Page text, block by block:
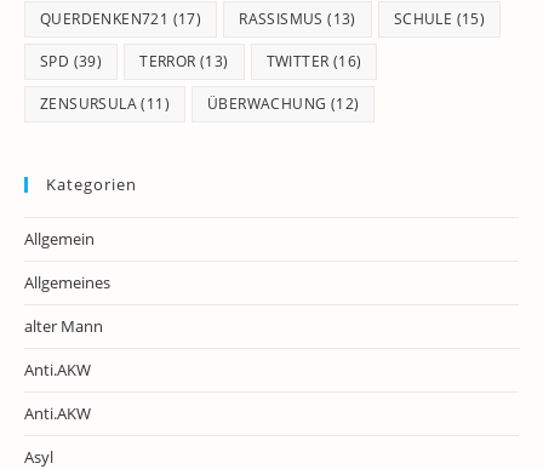
QUERDENKEN721 (17) RASSISMUS (13) SCHULE (15)
SPD (39) TERROR (13) TWITTER (16)
ZENSURSULA(11) ÜBERWACHUNG (12)
Kategorien
Allgemein
Allgemeines
alter Mann
Anti.AKW
Anti.AKW
Asyl